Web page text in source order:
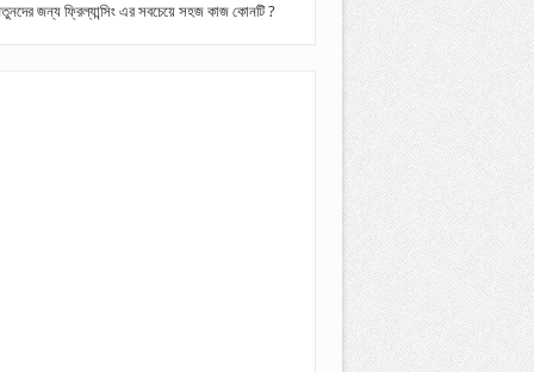
জন্য ফ্রিল্যান্সিং এর সবচেয়ে সহজ কাজ কোনটি ?